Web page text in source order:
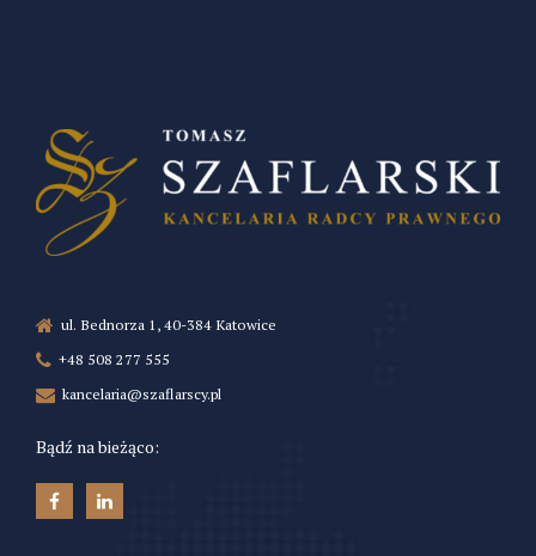
ul. Bednorza 1, 40-384 Katowice
+48 508 277 555
kancelaria@szaflarscy.pl
Bądź na bieżąco: